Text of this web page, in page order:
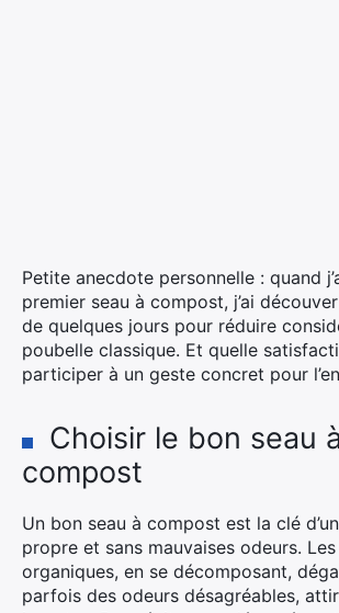
Petite anecdote personnelle : quand
premier seau à compost, j’ai
de quelques jours pour réduire
poubelle classique. Et quelle
participer à un geste concret pour
Choisir le bon seau
compost
Un bon seau à compost est la clé
propre et sans mauvaises odeurs.
organiques, en se décomposant,
parfois des odeurs désagréables,